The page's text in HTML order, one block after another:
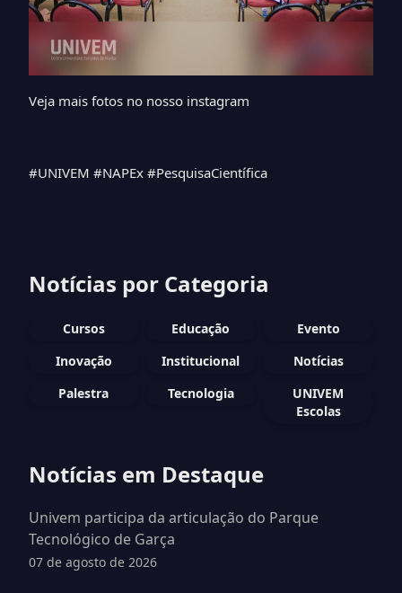
Veja mais fotos no nosso instagram
#UNIVEM #NAPEx #PesquisaCientífica
Notícias por Categoria
Cursos Educação
Evento
Inovação
Institucional
Notícias
Palestra
Tecnologia
UNIVEM
Escolas
Notícias em Destaque
Univem participa da articulação do Parque
Tecnológico de Garça
07 de agosto de 2026